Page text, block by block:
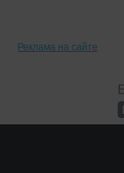
Реклама на сайте